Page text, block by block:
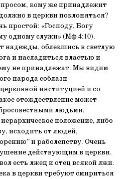
кому же принадлежит
в церкви поклоняться?
простой: «Господу, Богу
одному служи» (Мф 4:10).
надежды, облекшись в светлую
и насладиться властью и
не принадлежат. Мы видим
народа соблазн
институцией и со
отождествление может
людьми,
положение, либо
исходить от людей,
и раболепству. Очень
действующим в церкви.
есть лжец и отец всякой лжи.
в церкви требуют смириться